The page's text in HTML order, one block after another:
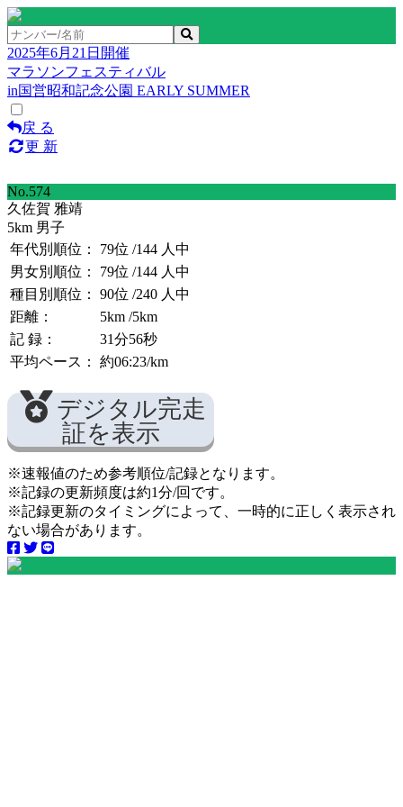
2025年6月21日開催
マラソンフェスティバル
in国営昭和記念公園 EARLY SUMMER
戻 る
更 新
No.574
久佐賀 雅靖
5km 男子
年代別順位：
79位 /144 人中
男女別順位：
79位 /144 人中
種目別順位：
90位 /240 人中
距離：
5km /5km
記 録：
31分56秒
平均ペース：
約06:23/km
デジタル完走
証を表示
※速報値のため参考順位/記録となります。
※記録の更新頻度は約1分/回です。
※記録更新のタイミングによって、一時的に正しく表示され
ない場合があります。